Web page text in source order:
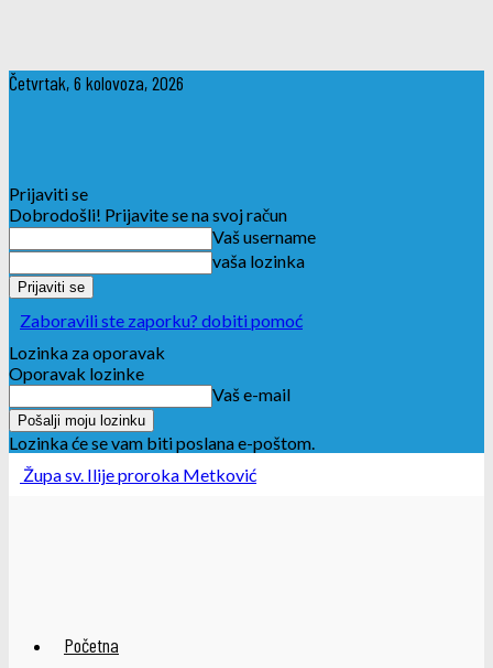
Četvrtak, 6 kolovoza, 2026
Prijaviti se
Dobrodošli! Prijavite se na svoj račun
Vaš username
vaša lozinka
Zaboravili ste zaporku? dobiti pomoć
Lozinka za oporavak
Oporavak lozinke
Vaš e-mail
Lozinka će se vam biti poslana e-poštom.
Župa sv. Ilije proroka Metković
Početna